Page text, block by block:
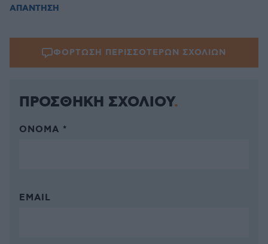
ΑΠΑΝΤΗΣΗ
ΦΟΡΤΩΣΗ ΠΕΡΙΣΣΟΤΕΡΩΝ ΣΧΟΛΙΩΝ
ΠΡΟΣΘΗΚΗ ΣΧΟΛΙΟΥ
ΌΝΟΜΑ *
EMAIL